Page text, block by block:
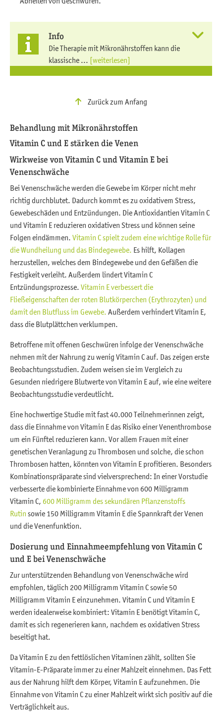
Info
Die Therapie mit Mikronährstoffen kann die
klassische ... [weiterlesen]
Zurück zum Anfang
Behandlung mit Mikronährstoffen
Vitamin C und E stärken die Venen
Wirkweise von Vitamin C und Vitamin E bei
Venenschwäche
Bei Venenschwäche werden die Gewebe im Körper nicht mehr
richtig durchblutet. Dadurch kommt es zu oxidativem Stress,
Gewebeschäden und Entzündungen. Die Antioxidantien Vitamin C
und Vitamin E reduzieren oxidativen Stress und können seine
Folgen eindämmen. Vitamin C spielt zudem eine wichtige Rolle für
die Wundheilung und das Bindegewebe. Es hilft, Kollagen
herzustellen, welches dem Bindegewebe und den Gefäßen die
Festigkeit verleiht. Außerdem lindert Vitamin C
Entzündungsprozesse. Vitamin E verbessert die
Fließeigenschaften der roten Blutkörperchen (Erythrozyten) und
damit den Blutfluss im Gewebe. Außerdem verhindert Vitamin E,
dass die Blutplättchen verklumpen.
Betroffene mit offenen Geschwüren infolge der Venenschwäche
nehmen mit der Nahrung zu wenig Vitamin C auf. Das zeigen erste
Beobachtungsstudien. Zudem weisen sie im Vergleich zu
Gesunden niedrigere Blutwerte von Vitamin E auf, wie eine weitere
Beobachtungsstudie verdeutlicht.
Eine hochwertige Studie mit fast 40.000 Teilnehmerinnen zeigt,
dass die Einnahme von Vitamin E das Risiko einer Venenthrombose
um ein Fünftel reduzieren kann. Vor allem Frauen mit einer
genetischen Veranlagung zu Thrombosen und solche, die schon
Thrombosen hatten, könnten von Vitamin E profitieren. Besonders
Kombinationspräparate sind vielversprechend: In einer Vorstudie
verbesserte die kombinierte Einnahme von 600 Milligramm
Vitamin C, 600 Milligramm des sekundären Pflanzenstoffs
Rutin sowie 150 Milligramm Vitamin E die Spannkraft der Venen
und die Venenfunktion.
Dosierung und Einnahmeempfehlung von Vitamin C
und E bei Venenschwäche
Zur unterstützenden Behandlung von Venenschwäche wird
empfohlen, täglich 200 Milligramm Vitamin C sowie 50
Milligramm Vitamin E einzunehmen. Vitamin C und Vitamin E
werden idealerweise kombiniert: Vitamin E benötigt Vitamin C,
damit es sich regenerieren kann, nachdem es oxidativen Stress
beseitigt hat.
Da Vitamin E zu den fettlöslichen Vitaminen zählt, sollten Sie
Vitamin-E-Präparate immer zu einer Mahlzeit einnehmen. Das Fett
aus der Nahrung hilft dem Körper, Vitamin E aufzunehmen. Die
Einnahme von Vitamin C zu einer Mahlzeit wirkt sich positiv auf die
Verträglichkeit aus.